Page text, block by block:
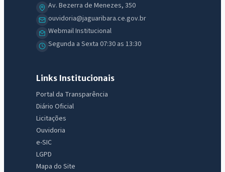
Av. Bezerra de Menezes, 350
ouvidoria@jaguaribara.ce.gov.br
Webmail Institucional
Segunda a Sexta 07:30 as 13:30
Links Institucionais
Portal da Transparência
Diário Oficial
Licitações
Ouvidoria
e-SIC
LGPD
Mapa do Site